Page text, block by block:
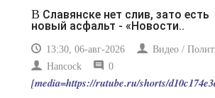
В Славянске нет слив, зато есть
новый асфальт - «Новости..
13:30, 06-авг-2026
Видео /
Hancock
0
[media=https://rutube.ru/shorts/